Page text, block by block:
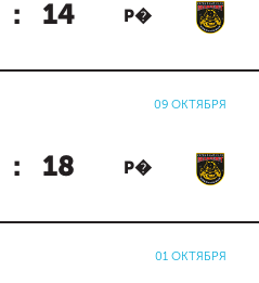
: 14 Р�
09 ОКТЯБРЯ
: 18 Р�
01 ОКТЯБРЯ